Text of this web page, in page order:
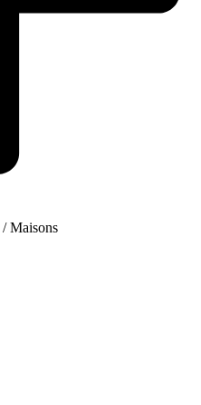
/ Maisons